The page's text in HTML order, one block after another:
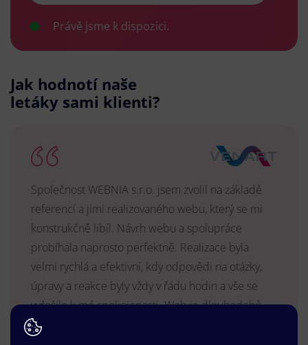
Právě jsme k dispozici.
Jak hodnotí naše
letáky sami klienti?
Společnost WEBNIA s.r.o. jsem zvolil na základě
referencí a jimi realizovaného webu, který se mi
konstrukčně libíl. Návrh webu a spolupráce
probíhala naprosto perfektně. Realizace byla
velmi rychlá a efektivní, kdy odpovědi na otázky,
úpravy a reakce byly vždy v řádu hodin a vše se
vyřešilo k mé spokojenosti. Web je dlouhodobě
vyhovující, stabilní, průběžně upravován a podílí se